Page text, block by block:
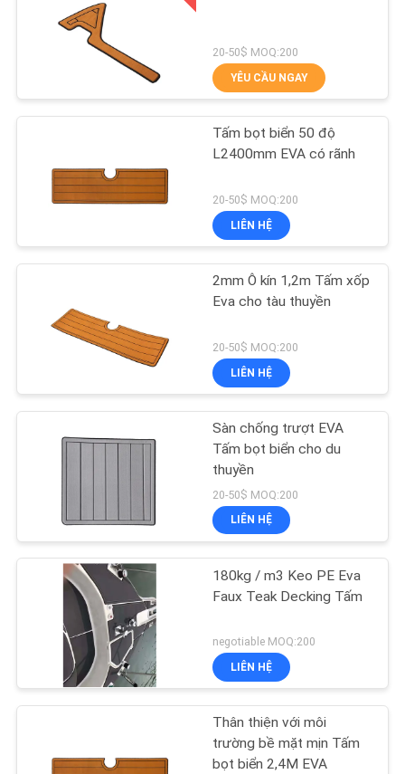
TÔI
YÊU
CẦU
SƠ
ĐỒ
TRANG
PRIVACY
POLICY
Thước cá EVA
15
Tấm lót thuyền
không trượt
21
Tấm lót nền bơi
Thảm thuyền Camo
20-50$ MOQ:200
YÊU CẦU NGAY
Tấm bọt biển 50 độ
L2400mm EVA có rãnh
20-50$ MOQ:200
LIÊN HỆ
2mm Ô kín 1,2m Tấm xốp
Eva cho tàu thuyền
20-50$ MOQ:200
LIÊN HỆ
Sàn chống trượt EVA
Tấm bọt biển cho du
thuyền
20-50$ MOQ:200
LIÊN HỆ
180kg / m3 Keo PE Eva
Faux Teak Decking Tấm
negotiable MOQ:200
LIÊN HỆ
Thân thiện với môi
trường bề mặt mịn Tấm
bọt biển 2,4M EVA